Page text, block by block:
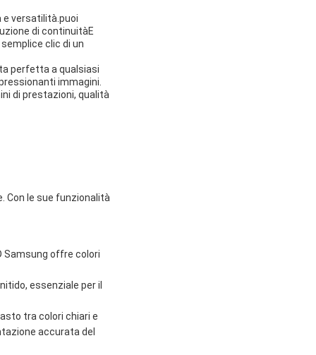
e versatilità.puoi
di continuitàE
clic di un
perfetta a qualsiasi
immagini.
di prestazioni, qualità
Con le sue funzionalità
Samsung offre colori
essenziale per il
tra colori chiari e
accurata del